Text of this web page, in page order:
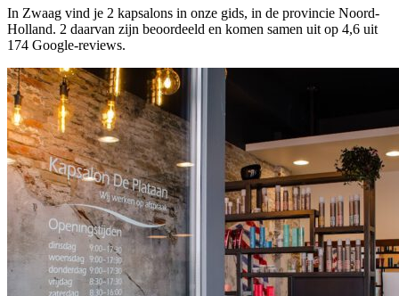
In Zwaag vind je 2 kapsalons in onze gids, in de provincie Noord-
Holland. 2 daarvan zijn beoordeeld en komen samen uit op 4,6 uit
174 Google-reviews.